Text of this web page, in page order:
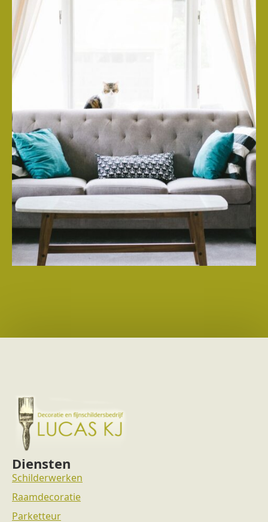
Diensten
Schilderwerken
Raamdecoratie
Parketteur